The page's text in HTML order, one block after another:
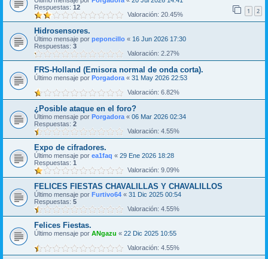
Respuestas: 12 1 2
Valoración: 20.45%
Hidrosensores.
Último mensaje por peponcillo « 16 Jun 2026 17:30
Respuestas: 3
Valoración: 2.27%
FRS-Holland (Emisora normal de onda corta).
Último mensaje por Porgadora « 31 May 2026 22:53
Valoración: 6.82%
¿Posible ataque en el foro?
Último mensaje por Porgadora « 06 Mar 2026 02:34
Respuestas: 2
Valoración: 4.55%
Expo de cifradores.
Último mensaje por ea1faq « 29 Ene 2026 18:28
Respuestas: 1
Valoración: 9.09%
FELICES FIESTAS CHAVALILLAS Y CHAVALILLOS
Último mensaje por Furtivo64 « 31 Dic 2025 00:54
Respuestas: 5
Valoración: 4.55%
Felices Fiestas.
Último mensaje por ANgazu « 22 Dic 2025 10:55
Valoración: 4.55%